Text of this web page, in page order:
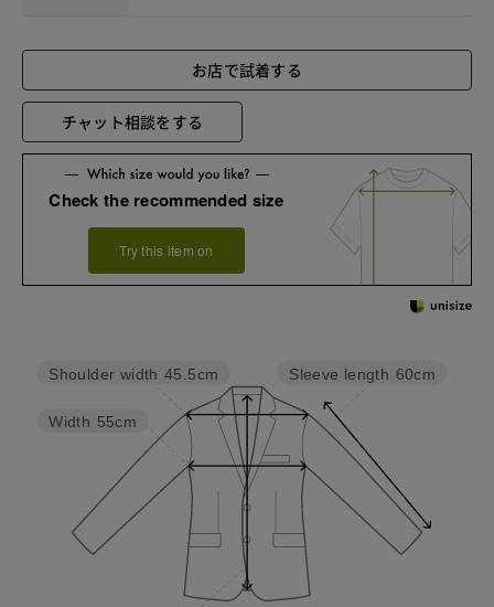
お店で試着する
チャット相談をする
Check the recommended size
Try this item on
Sleeve length 60cm
Width 55cm
Shoulder width 45.5cm